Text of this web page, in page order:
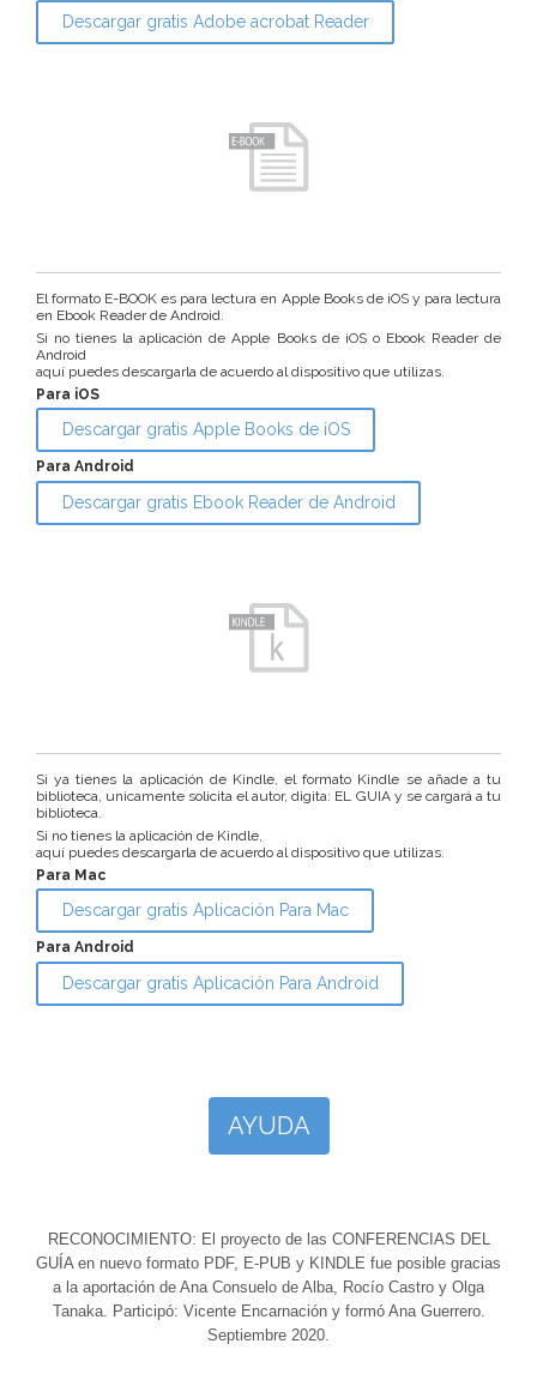
Descargar gratis Adobe acrobat Reader
El formato E-BOOK es para lectura en Apple Books de iOS y para lectura
en Ebook Reader de Android.
Si no tienes la aplicación de Apple Books de iOS o Ebook Reader de
Android
aquí puedes descargarla de acuerdo al dispositivo que utilizas.
Para iOS
Descargar gratis Apple Books de iOS
Para Android
Descargar gratis Ebook Reader de Android
Si ya tienes la aplicación de Kindle, el formato Kindle se añade a tu
biblioteca, unicamente solicita el autor, digita: EL GUIA y se cargará a tu
biblioteca.
Si no tienes la aplicación de Kindle,
aquí puedes descargarla de acuerdo al dispositivo que utilizas.
Para Mac
Descargar gratis Aplicación Para Mac
Para Android
Descargar gratis Aplicación Para Android
AYUDA
RECONOCIMIENTO: El proyecto de las CONFERENCIAS DEL
GUÍA en nuevo formato PDF, E-PUB y KINDLE fue posible gracias
a la aportación de Ana Consuelo de Alba, Rocío Castro y Olga
Tanaka. Participó: Vicente Encarnación y formó Ana Guerrero.
Septiembre 2020.